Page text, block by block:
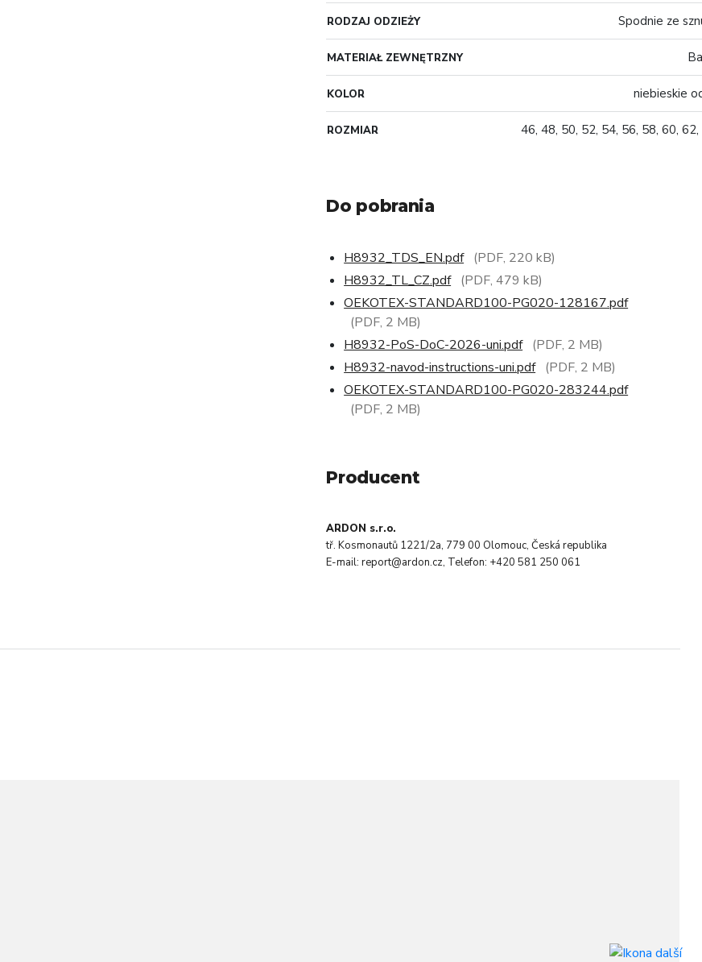
RODZAJ ODZIEŻY Spodnie ze
MATERIAŁ ZEWNĘTRZNY
KOLOR niebieskie
ROZMIAR 46, 48, 50, 52, 54, 56, 58, 60,
Do pobrania
H8932_TDS_EN.pdf (PDF, 220 kB)
H8932_TL_CZ.pdf (PDF, 479 kB)
OEKOTEX-STANDARD100-PG020-128167.pdf
(PDF, 2 MB)
H8932-PoS-DoC-2026-uni.pdf (PDF, 2 MB)
H8932-navod-instructions-uni.pdf (PDF, 2 MB)
OEKOTEX-STANDARD100-PG020-283244.pdf
(PDF, 2 MB)
Producent
ARDON s.r.o.
tř. Kosmonautů 1221/2a, 779 00 Olomouc, Česká republika
E-mail: report@ardon.cz, Telefon: +420 581 250 061